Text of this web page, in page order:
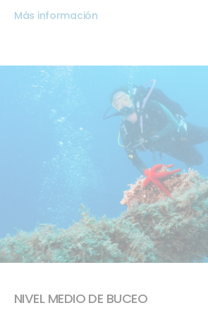
Más información
NIVEL MEDIO DE BUCEO